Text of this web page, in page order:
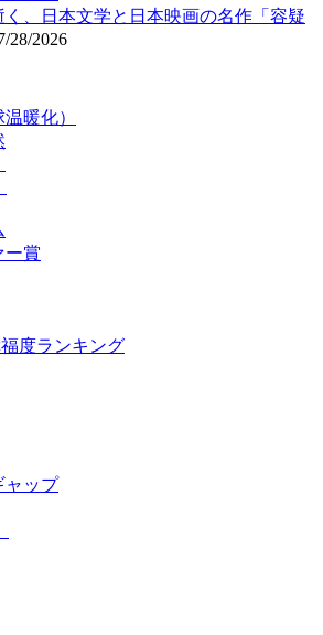
、日本文学と日本映画の名作「容疑
28/2026
暖化）
ー賞
度ランキング
ャップ